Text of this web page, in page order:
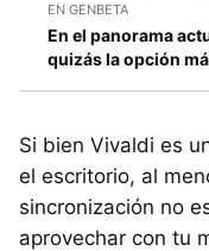
EN GENBETA
En el panorama
quizás la opción
Si bien Vivaldi es
el escritorio, al
sincronización no
aprovechar con tu